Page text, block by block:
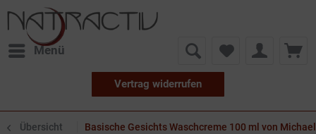
Menü
Vertrag widerrufen
Übersicht Basische Gesichts Waschcreme 100 ml von